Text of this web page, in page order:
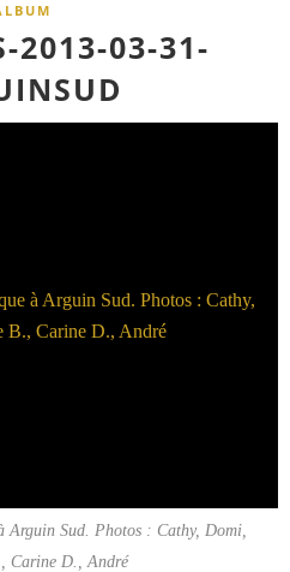
2013-03-31-
Arguin Sud. Photos : Cathy, Domi,
Carine D., André